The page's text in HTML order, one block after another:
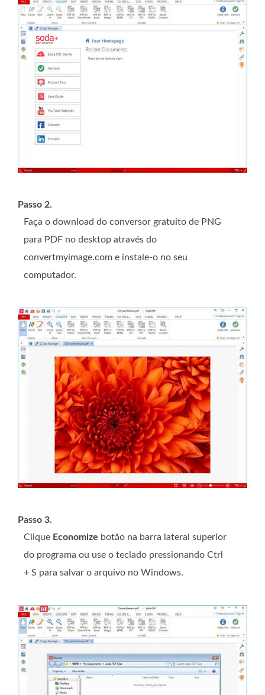
Passo 2.
Faça o download do conversor gratuito de PNG
para PDF no desktop através do
convertmyimage.com e instale-o no seu
computador.
Passo 3.
Clique Economize botão na barra lateral superior
do programa ou use o teclado pressionando Ctrl
+ S para salvar o arquivo no Windows.